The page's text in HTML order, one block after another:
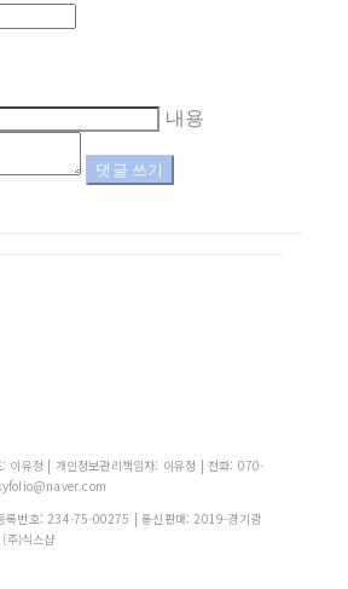
내용
댓글 쓰기
이유정 | 개인정보관리책임자: 이유정 | 전화: 070-
록번호: 234-75-00275 | 통신판매: 2019-경기광
주)식스샵